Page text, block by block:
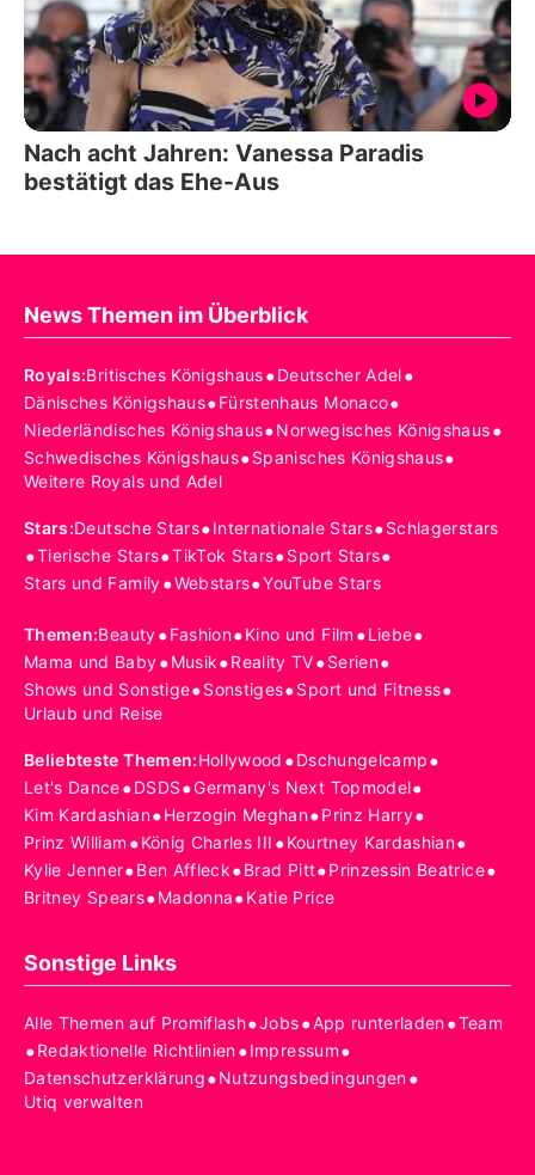
Nach acht Jahren: Vanessa Paradis
bestätigt das Ehe-Aus
News Themen im Überblick
Royals:Britisches Königshaus•Deutscher Adel•
Dänisches Königshaus•Fürstenhaus Monaco•
Niederländisches Königshaus•Norwegisches Königshaus•
Schwedisches Königshaus•Spanisches Königshaus•
Weitere Royals und Adel
Stars:Deutsche Stars•Internationale Stars•Schlagerstars
•Tierische Stars•TikTok Stars•Sport Stars•
Stars und Family•Webstars•YouTube Stars
Themen:Beauty•Fashion•Kino und Film •Liebe•
Mama und Baby•Musik•Reality TV•Serien•
Shows und Sonstige•Sonstiges•Sport und Fitness•
Urlaub und Reise
Beliebteste Themen:Hollywood •Dschungelcamp•
Let's Dance•DSDS•Germany's Next Topmodel•
Kim Kardashian•Herzogin Meghan•Prinz Harry•
Prinz William •König Charles III •Kourtney Kardashian•
Kylie Jenner•Ben Affleck•Brad Pitt•Prinzessin Beatrice•
Britney Spears•Madonna•Katie Price
Sonstige Links
Alle Themen auf Promiflash•Jobs•App runterladen•Team
•Redaktionelle Richtlinien•Impressum•
Datenschutzerklärung•Nutzungsbedingungen•
Utiq verwalten